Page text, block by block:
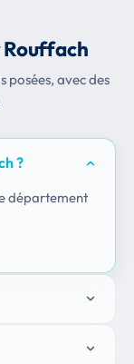
Rouffach
posées, avec des
?
département